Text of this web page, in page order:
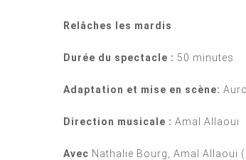
Relâches les mardis
Durée du spectacle : 50 minutes
Adaptation et mise en scène:
Direction musicale : Amal Allaoui
Avec Nathalie Bourg, Amal Allaoui